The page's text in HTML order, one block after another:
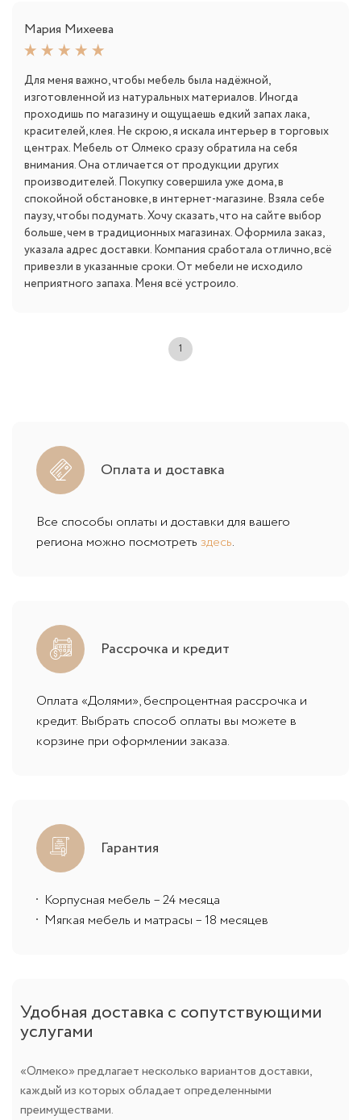
Мария Михеева
Для меня важно, чтобы мебель была надёжной,
изготовленной из натуральных материалов. Иногда
проходишь по магазину и ощущаешь едкий запах лака,
красителей, клея. Не скрою, я искала интерьер в торговых
центрах. Мебель от Олмеко сразу обратила на себя
внимания. Она отличается от продукции других
производителей. Покупку совершила уже дома, в
спокойной обстановке, в интернет-магазине. Взяла себе
паузу, чтобы подумать. Хочу сказать, что на сайте выбор
больше, чем в традиционных магазинах. Оформила заказ,
указала адрес доставки. Компания сработала отлично, всё
привезли в указанные сроки. От мебели не исходило
неприятного запаха. Меня всё устроило.
1
Оплата и доставка
Все способы оплаты и доставки для вашего
региона можно посмотреть здесь.
Рассрочка и кредит
Оплата «Долями», беспроцентная рассрочка и
кредит. Выбрать способ оплаты вы можете в
корзине при оформлении заказа.
Гарантия
Корпусная мебель – 24 месяца
Мягкая мебель и матрасы – 18 месяцев
Удобная доставка с сопутствующими
услугами
«Олмеко» предлагает несколько вариантов доставки,
каждый из которых обладает определенными
преимуществами.